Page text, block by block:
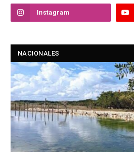
Instagram
NACIONALES